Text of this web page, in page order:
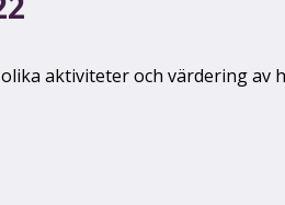
aktiviteter och värdering